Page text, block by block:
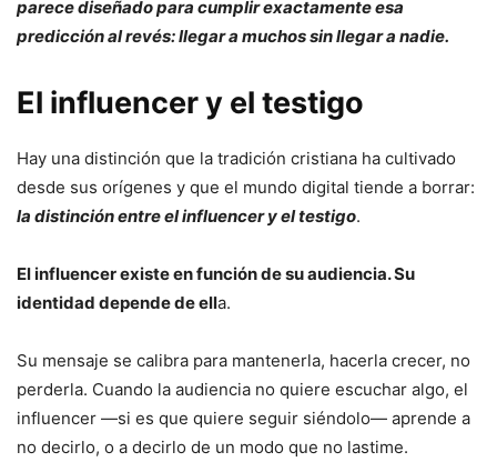
parece diseñado para cumplir exactamente esa
predicción al revés: llegar a muchos sin llegar a nadie.
El influencer y el testigo
Hay una distinción que la tradición cristiana ha cultivado
desde sus orígenes y que el mundo digital tiende a borrar:
la distinción entre el influencer y el testigo.
El influencer existe en función de su audiencia. Su
identidad depende de ella.
Su mensaje se calibra para mantenerla, hacerla crecer, no
perderla. Cuando la audiencia no quiere escuchar algo, el
influencer —si es que quiere seguir siéndolo— aprende a
no decirlo, o a decirlo de un modo que no lastime.